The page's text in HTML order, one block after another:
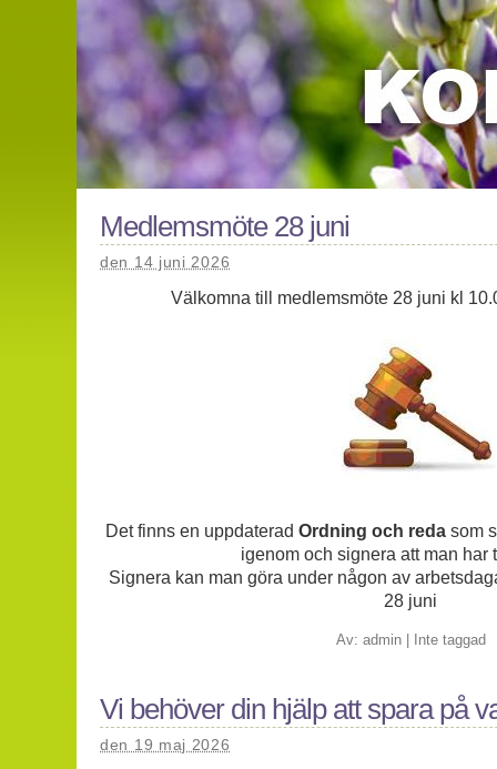
Medlemsmöte 28 juni
den 14 juni 2026
Välkomna till medlemsmöte 28 juni kl
Det finns en uppdaterad Ordning och redasom
igenom och signera att man har
Signera kan man göra under någon av
28 juni
Av: admin| Inte taggad
Vi behöver din hjälp att spara på
den 19 maj 2026